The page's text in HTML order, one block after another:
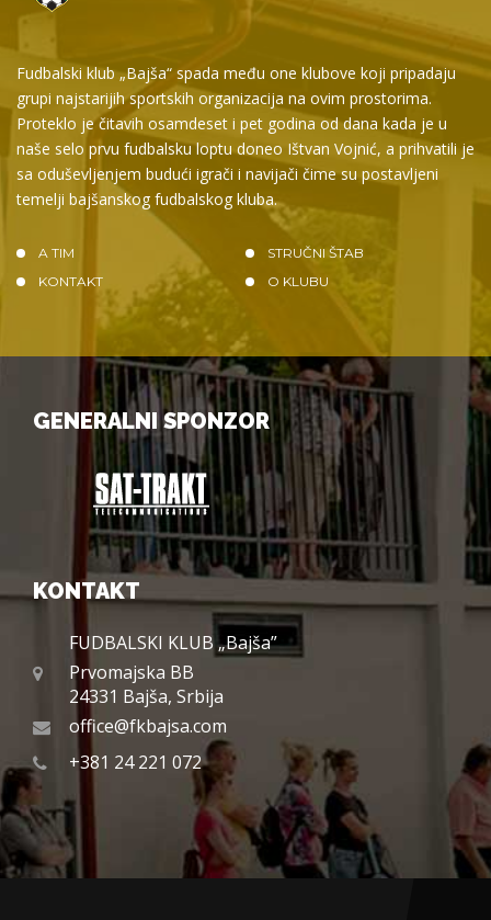
Fudbalski klub „Bajša“ spada među one klubove koji pripadaju
grupi najstarijih sportskih organizacija na ovim prostorima.
Proteklo je čitavih osamdeset i pet godina od dana kada je u
naše selo prvu fudbalsku loptu doneo Ištvan Vojnić, a prihvatili je
sa oduševljenjem budući igrači i navijači čime su postavljeni
temelji bajšanskog fudbalskog kluba.
A TIM
STRUČNI ŠTAB
KONTAKT
O KLUBU
GENERALNI SPONZOR
KONTAKT
FUDBALSKI KLUB „Bajša”
Prvomajska BB
24331 Bajša, Srbija
office@fkbajsa.com
+381 24 221 072